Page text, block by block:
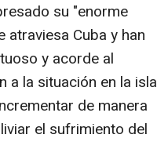
su "enorme
Cuba y han
y acorde al
a la situación en la
de manera
el sufrimiento del